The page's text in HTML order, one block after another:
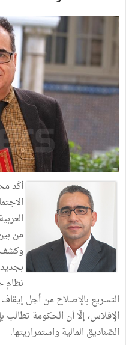
أكّد
من
وكشف
نظام
التسريع بالإصلاحمنأجل إيقاف
الإفلاس،إلّاأن الحكومة تطالب
الصّناديق الماليةواستمراريتها.